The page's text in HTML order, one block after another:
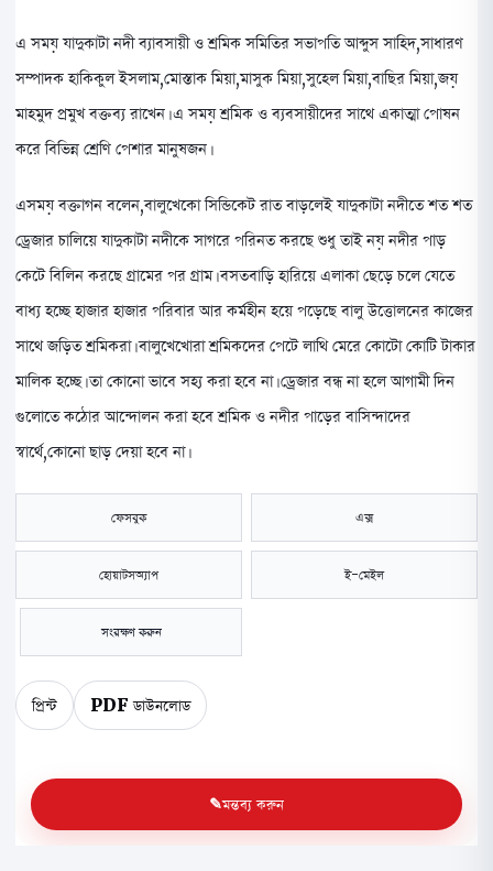
এ সময় যাদুকাটা নদী ব্যাবসায়ী ও শ্রমিক সমিতির সভাপতি আব্দুস সাহিদ,সাধারণ
সম্পাদক হাকিকুল ইসলাম,মোস্তাক মিয়া,মাসুক মিয়া,সুহেল মিয়া,বাছির মিয়া,জয়
মাহমুদ প্রমুখ বক্তব্য রাখেন। এ সময় শ্রমিক ও ব্যবসায়ীদের সাথে একাত্মা পোষন
করে বিভিন্ন শ্রেণি পেশার মানুষজন।
এসময় বক্তাগন বলেন,বালুখেকো সিন্ডিকেট রাত বাড়লেই যাদুকাটা নদীতে শত শত
ড্রেজার চালিয়ে যাদুকাটা নদীকে সাগরে পরিনত করছে শুধু তাই নয় নদীর পাড়
কেটে বিলিন করছে গ্রামের পর গ্রাম। বসতবাড়ি হারিয়ে এলাকা ছেড়ে চলে যেতে
বাধ্য হচ্ছে হাজার হাজার পরিবার আর কর্মহীন হয়ে পড়েছে বালু উত্তোলনের কাজের
সাথে জড়িত শ্রমিকরা। বালুখেখোরা শ্রমিকদের পেটে লাথি মেরে কোটো কোটি টাকার
মালিক হচ্ছে। তা কোনো ভাবে সহ্য করা হবে না। ড্রেজার বন্ধ না হলে আগামী দিন
গুলোতে কঠোর আন্দোলন করা হবে শ্রমিক ও নদীর পাড়ের বাসিন্দাদের
স্বার্থে,কোনো ছাড় দেয়া হবে না।
ফেসবুক এক্স
হোয়াটসঅ্যাপ ই-মেইল
সংরক্ষণ করুন
প্রিন্ট PDF ডাউনলোড
মন্তব্য করুন